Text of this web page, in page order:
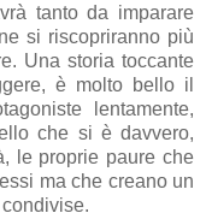
tanto da imparare
si riscopriranno più
Una storia toccante
è molto bello il
lentamente,
che si è davvero,
le proprie paure che
ma che creano un